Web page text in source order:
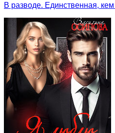
В разводе. Единственная,